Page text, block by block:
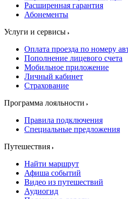
Расширенная гарантия
Абонементы
Услуги и сервисы
Оплата проезда по номеру
Пополнение лицевого счета
Мобильное приложение
Личный кабинет
Страхование
Программа лояльности
Правила подключения
Специальные предложения
Путешествия
Найти маршрут
Афиша событий
Видео из путешествий
Аудиогид